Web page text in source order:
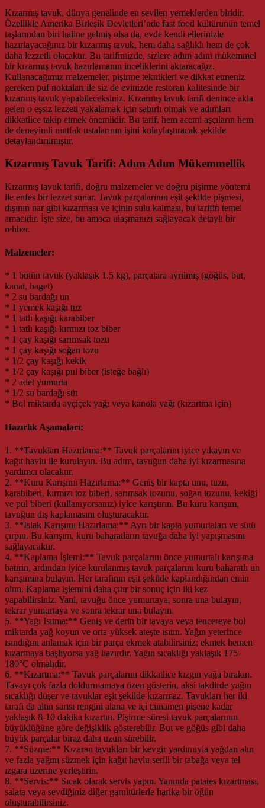
Kızarmış tavuk, dünya genelinde en sevilen yemeklerden biridir.
Özellikle Amerika Birleşik Devletleri’nde fast food kültürünün temel
taşlarından biri haline gelmiş olsa da, evde kendi ellerinizle
hazırlayacağınız bir kızarmış tavuk, hem daha sağlıklı hem de çok
daha lezzetli olacaktır. Bu tarifimizde, sizlere adım adım mükemmel
bir kızarmış tavuk hazırlamanın inceliklerini aktaracağız.
Kullanacağımız malzemeler, pişirme teknikleri ve dikkat etmeniz
gereken püf noktaları ile siz de evinizde restoran kalitesinde bir
kızarmış tavuk yapabileceksiniz. Kızarmış tavuk tarifi denince akla
gelen o eşsiz lezzeti yakalamak için sabırlı olmak ve adımları
dikkatlice takip etmek önemlidir. Bu tarif, hem acemi aşçıların hem
de deneyimli mutfak ustalarının işini kolaylaştıracak şekilde
detaylandırılmıştır.
Kızarmış Tavuk Tarifi: Adım Adım Mükemmellik
Kızarmış tavuk tarifi, doğru malzemeler ve doğru pişirme yöntemi
ile enfes bir lezzet sunar. Tavuk parçalarının eşit şekilde pişmesi,
dışının nar gibi kızarması ve içinin sulu kalması, bu tarifin temel
amacıdır. İşte size, bu amaca ulaşmanızı sağlayacak detaylı bir
rehber.
Malzemeler:
* 1 bütün tavuk (yaklaşık 1.5 kg), parçalara ayrılmış (göğüs, but,
kanat, baget)
* 2 su bardağı un
* 1 yemek kaşığı tuz
* 1 tatlı kaşığı karabiber
* 1 tatlı kaşığı kırmızı toz biber
* 1 çay kaşığı sarımsak tozu
* 1 çay kaşığı soğan tozu
* 1/2 çay kaşığı kekik
* 1/2 çay kaşığı pul biber (isteğe bağlı)
* 2 adet yumurta
* 1/2 su bardağı süt
* Bol miktarda ayçiçek yağı veya kanola yağı (kızartma için)
Hazırlık Aşamaları:
1. **Tavukları Hazırlama:** Tavuk parçalarını iyice yıkayın ve
kağıt havlu ile kurulayın. Bu adım, tavuğun daha iyi kızarmasına
yardımcı olacaktır.
2. **Kuru Karışımı Hazırlama:** Geniş bir kapta unu, tuzu,
karabiberi, kırmızı toz biberi, sarımsak tozunu, soğan tozunu, kekiği
ve pul biberi (kullanıyorsanız) iyice karıştırın. Bu kuru karışım,
tavuğun dış kaplamasını oluşturacaktır.
3. **Islak Karışımı Hazırlama:** Ayrı bir kapta yumurtaları ve sütü
çırpın. Bu karışım, kuru baharatların tavuğa daha iyi yapışmasını
sağlayacaktır.
4. **Kaplama İşlemi:** Tavuk parçalarını önce yumurtalı karışıma
batırın, ardından iyice kurulanmış tavuk parçalarını kuru baharatlı un
karışımına bulayın. Her tarafının eşit şekilde kaplandığından emin
olun. Kaplama işlemini daha çıtır bir sonuç için iki kez
yapabilirsiniz. Yani, tavuğu önce yumurtaya, sonra una bulayın,
tekrar yumurtaya ve sonra tekrar una bulayın.
5. **Yağı Isıtma:** Geniş ve derin bir tavaya veya tencereye bol
miktarda yağ koyun ve orta-yüksek ateşte ısıtın. Yağın yeterince
ısındığını anlamak için bir parça ekmek atabilirsiniz; ekmek hemen
kızarmaya başlıyorsa yağ hazırdır. Yağın sıcaklığı yaklaşık 175-
180°C olmalıdır.
6. **Kızartma:** Tavuk parçalarını dikkatlice kızgın yağa bırakın.
Tavayı çok fazla doldurmamaya özen gösterin, aksi takdirde yağın
sıcaklığı düşer ve tavuklar eşit şekilde kızarmaz. Tavukları her iki
tarafı da altın sarısı rengini alana ve içi tamamen pişene kadar
yaklaşık 8-10 dakika kızartın. Pişirme süresi tavuk parçalarının
büyüklüğüne göre değişiklik gösterebilir. But ve göğüs gibi daha
büyük parçalar biraz daha uzun sürebilir.
7. **Süzme:** Kızaran tavukları bir kevgir yardımıyla yağdan alın
ve fazla yağını süzmek için kağıt havlu serili bir tabağa veya tel
ızgara üzerine yerleştirin.
8. **Servis:** Sıcak olarak servis yapın. Yanında patates kızartması,
salata veya sevdiğiniz diğer garnitürlerle harika bir öğün
oluşturabilirsiniz.